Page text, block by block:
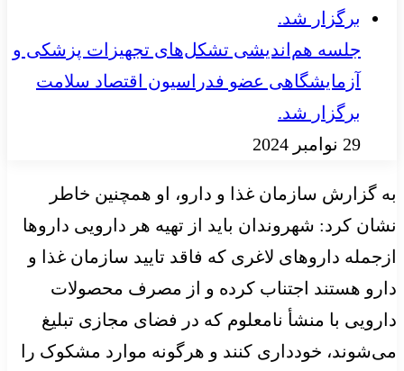
جلسه هم‌اندیشی تشکل‌های تجهیزات پزشکی و
آزمایشگاهی عضو فدراسیون اقتصاد سلامت
برگزار شد.
29 نوامبر 2024
به گزارش سازمان غذا و دارو، او همچنین خاطر
نشان کرد: شهروندان باید از تهیه هر دارویی داروها
ازجمله داروهای لاغری که فاقد تایید سازمان غذا و
دارو هستند اجتناب کرده و از مصرف محصولات
دارویی با منشأ نامعلوم که در فضای مجازی تبلیغ
می‌شوند، خودداری کنند و هرگونه موارد مشکوک را